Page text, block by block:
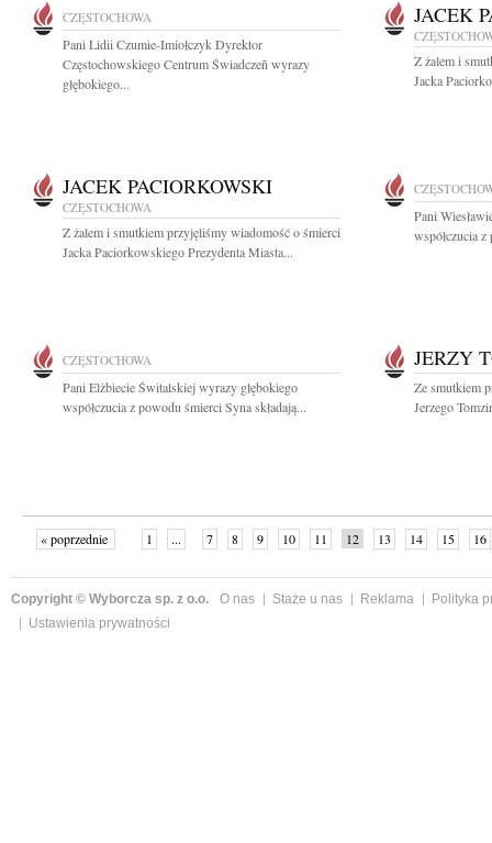
CZĘSTOCHOWA
Pani Lidii Czumie-Imiołczyk Dyrektor
Częstochowskiego Centrum Świadczeñ wyrazy
głębokiego...
JACEK
Z żalem i
Jacka
JACEK PACIORKOWSKI
CZĘSTOCHOWA
Z żalem i smutkiem przyjęliśmy wiadomość o śmierci
Jacka Paciorkowskiego Prezydenta Miasta...
Pani
współczucia
CZĘSTOCHOWA
Pani Elżbiecie Świtalskiej wyrazy głębokiego
współczucia z powodu śmierci Syna składają...
JERZY
Ze smutkiem
Jerzego
« poprzednie 1 ... 7 8 9 10 11 12 13 14 15 16
Copyright © Wyborcza sp. z o.o. O nas Staże u nas Reklama
Polityka
Ustawienia prywatności